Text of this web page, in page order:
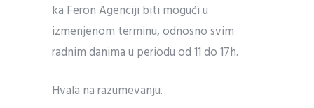
ka Feron Agenciji biti mogući u
izmenjenom terminu, odnosno svim
radnim danima u periodu od 11 do 17h.
Hvala na razumevanju.